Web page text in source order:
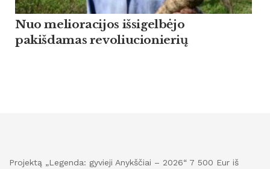
Nuo melioracijos išsigelbėjo
pakišdamas revoliucionierių
Projektą „Legenda: gyvieji Anykščiai – 2026“ 7 500 Eur iš